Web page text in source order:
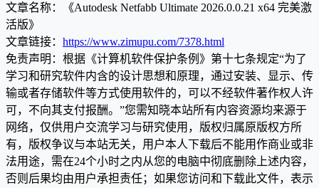
文章名称：《Autodesk Netfabb Ultimate 2026.0.0.21 x64 完美激
活版》
文章链接： https://www.zimupu.com/7378.html
免责声明：根据《计算机软件保护条例》第十七条规定“为了
学习和研究软件内含的设计思想和原理，通过安装、显示、传
输或者存储软件等方式使用软件的，可以不经软件著作权人许
可，不向其支付报酬。”您需知晓本站所有内容资源均来源于
网络，仅供用户交流学习与研究使用，版权归属原版权方所
有，版权争议与本站无关，用户本人下载后不能用作商业或非
法用途，需在24个小时之内从您的电脑中彻底删除上述内容，
否则后果均由用户承担责任；如果您访问和下载此文件，表示